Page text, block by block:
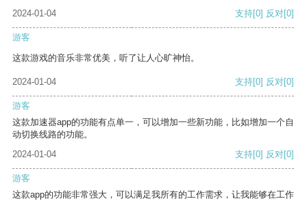
2024-01-04
支持[0] 反对[0]
游客
这款游戏的音乐非常优美，听了让人心旷神怡。
2024-01-04 支持[0] 反对[0]
游客
这款加速器app的功能有点单一，可以增加一些新功能，比如增加一个自
动切换线路的功能。
2024-01-04
支持[0] 反对[0]
游客
这款app的功能非常强大，可以满足我所有的工作需求，让我能够在工作